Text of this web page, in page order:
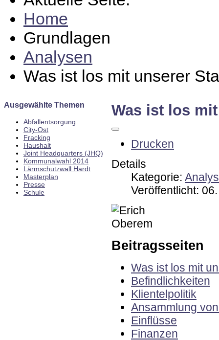
Home
Grundlagen
Analysen
Was ist los mit unserer
Ausgewählte Themen
Abfallentsorgung
City-Ost
Fracking
Haushalt
Joint Headquarters (JHQ)
Kommunalwahl 2014
Lärmschutzwall Hardt
Masterplan
Presse
Schule
Was ist los
Drucken
Details
Kategorie:
Veröffentlicht:
Beitragsseiten
Was ist los mit
Befindlichkeiten
Klientelpolitik
Ansammlung
Einflüsse
Finanzen